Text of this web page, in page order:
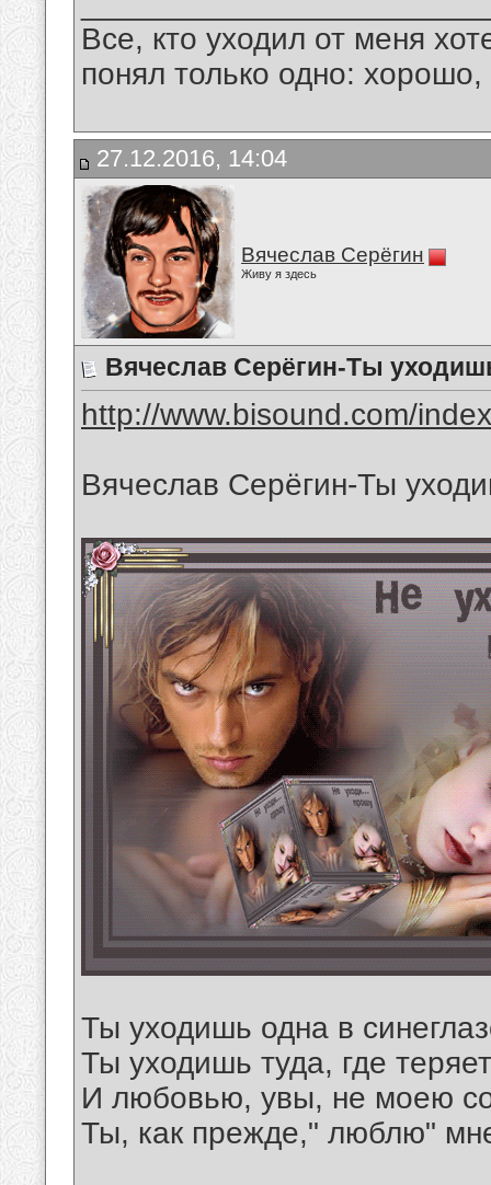
Все, кто уходил от меня
понял только одно:
27.12.2016, 14:04
Вячеслав Серёгин
Живу я здесь
Вячеслав Серёгин-Ты
http://www.bisound.com/
Вячеслав Серёгин-Ты
Ты уходишь одна в
Ты уходишь туда, где
И любовью, увы, не моею
Ты, как прежде," люблю"